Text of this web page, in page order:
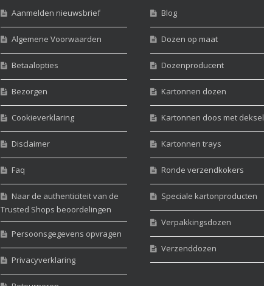
Aanmelden nieuwsbrief
Algemene Voorwaarden
Betaalopties
Bezorgen
Cookieverklaring
Disclaimer
Faq
Naar de authenticiteit van de
Trusted Shops beoordelingen
Persoonsgegevens opvragen
Privacyverklaring
Blog
Dozen op maat
Dozenproducent
Kartonnen dozen
Kartonnen doos met deksel
Kartonnen trays
Ronde verzendkokers
Speciale kartonproducten
Verpakkingsdozen
Verzenddozen